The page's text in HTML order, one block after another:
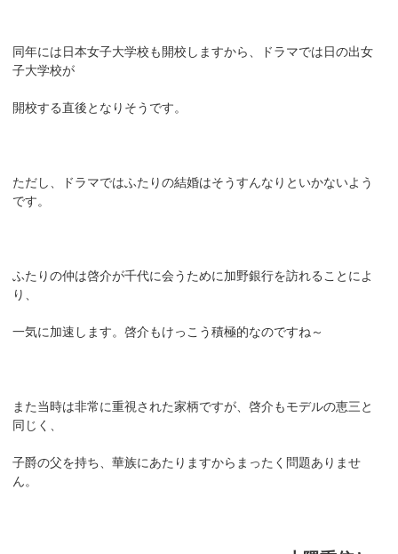
同年には日本女子大学校も開校しますから、ドラマでは日の出女
子大学校が
開校する直後となりそうです。
ただし、ドラマではふたりの結婚はそうすんなりといかないよう
です。
ふたりの仲は啓介が千代に会うために加野銀行を訪れることによ
り、
一気に加速します。啓介もけっこう積極的なのですね～
また当時は非常に重視された家柄ですが、啓介もモデルの恵三と
同じく、
子爵の父を持ち、華族にあたりますからまったく問題ありませ
ん。